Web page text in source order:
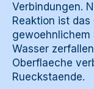
Verbindungen.
Reaktion ist das
gewoehnlichem
Wasser
Oberflaeche
Rueckstaende.